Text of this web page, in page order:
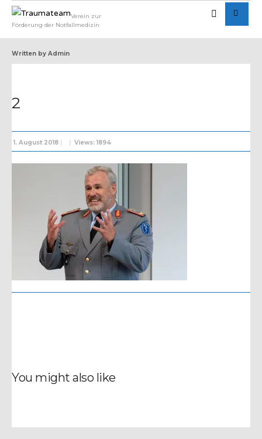
Verein zur
Förderung der Notfallmedizin
Written by Admin
2
1. August 2018 | | Views: 1894
You might also like